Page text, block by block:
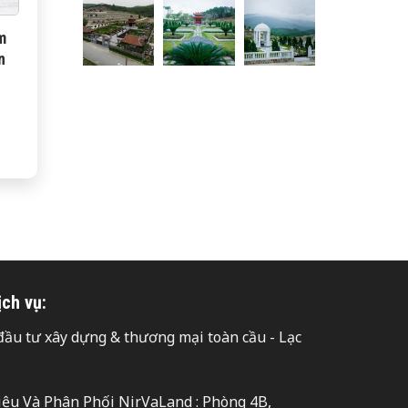
vụ:
tư xây dựng & thương mại toàn cầu - Lạc
Và Phân Phối NirVaLand : Phòng 4B,